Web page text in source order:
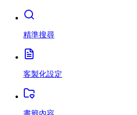
精準搜尋
客製化設定
書籤內容